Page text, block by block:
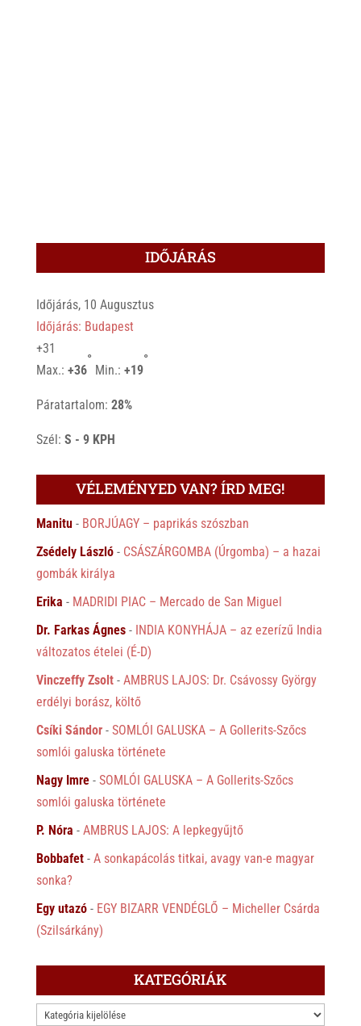
IDŐJÁRÁS
Időjárás, 10 Augusztus
Időjárás: Budapest
+31
Max.: +36
°
Min.: +19
°
Páratartalom: 28%
Szél: S - 9 KPH
VÉLEMÉNYED VAN? ÍRD MEG!
Manitu- BORJÚAGY – paprikás szószban
Zsédely László- CSÁSZÁRGOMBA (Úrgomba) – a hazai
gombák királya
Erika - MADRIDI PIAC – Mercado de San Miguel
Dr. Farkas Ágnes- INDIA KONYHÁJA – az ezerízű India
változatos ételei (É-D)
Vinczeffy Zsolt- AMBRUS LAJOS: Dr. Csávossy György
erdélyi borász, költő
Csíki Sándor- SOMLÓI GALUSKA – A Gollerits-Szőcs
somlói galuska története
Nagy Imre- SOMLÓI GALUSKA – A Gollerits-Szőcs
somlói galuska története
P. Nóra - AMBRUS LAJOS: A lepkegyűjtő
Bobbafet- A sonkapácolás titkai, avagy van-e magyar
sonka?
Egy utazó- EGY BIZARR VENDÉGLŐ – Micheller Csárda
(Szilsárkány)
KATEGÓRIÁK
KATEGÓRIÁK